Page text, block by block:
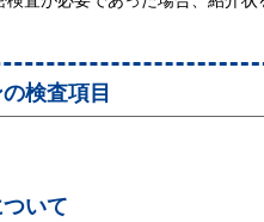
検査項目
いて